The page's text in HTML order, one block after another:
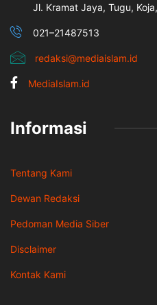
Jl. Kramat Jaya, Tugu,
021–21487513
redaksi@mediaislam.id
MediaIslam.id
Informasi
Tentang Kami
Dewan Redaksi
Pedoman Media Siber
Disclaimer
Kontak Kami